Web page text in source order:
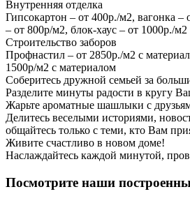
Внутренняя отделка
Гипсокартон – от 400р./м2, вагонка –
– от 800р/м2, блок-хаус – от 1000р./м2
Строительство заборов
Профнастил – от 2850р./м2 с
1500р/м2 с материалом
Соберитесь дружной семьей за
Разделите минуты радости в кругу
Жарьте ароматные шашлыки с
Делитесь веселыми историями,
общайтесь только с теми, кто Вам
Живите счастливо в новом доме!
Наслаждайтесь каждой минутой,
Посмотрите наши